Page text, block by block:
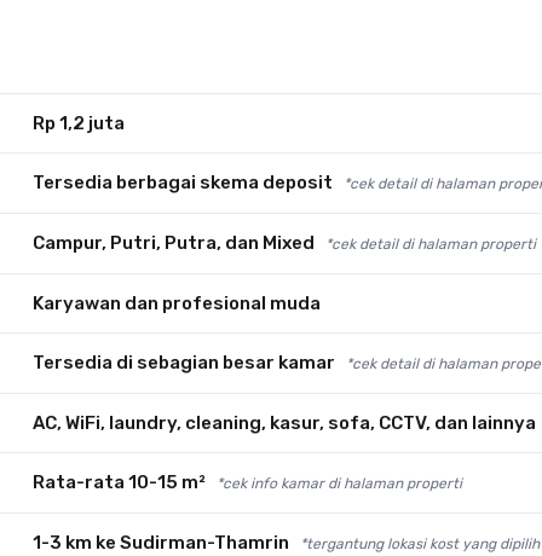
Rp 1,2 juta
Tersedia berbagai skema deposit *cek detail di halaman
Campur, Putri, Putra, dan Mixed *cek detail di halaman properti
Karyawan dan profesional muda
Tersedia di sebagian besar kamar *cek detail di halaman
AC, WiFi, laundry, cleaning, kasur, sofa, CCTV, dan lainnya
Rata-rata 10-15 m² *cek info kamar di halaman properti
1-3 km ke Sudirman-Thamrin *tergantung lokasi kost yang dipilih